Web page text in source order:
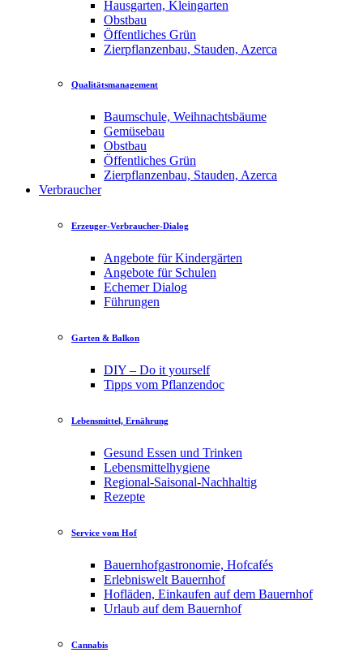
Hausgarten, Kleingarten
Obstbau
Öffentliches Grün
Zierpflanzenbau, Stauden, Azerca
Qualitätsmanagement
Baumschule, Weihnachtsbäume
Gemüsebau
Obstbau
Öffentliches Grün
Zierpflanzenbau, Stauden, Azerca
Verbraucher
Erzeuger-Verbraucher-Dialog
Angebote für Kindergärten
Angebote für Schulen
Echemer Dialog
Führungen
Garten & Balkon
DIY – Do it yourself
Tipps vom Pflanzendoc
Lebensmittel, Ernährung
Gesund Essen und Trinken
Lebensmittelhygiene
Regional-Saisonal-Nachhaltig
Rezepte
Service vom Hof
Bauernhofgastronomie, Hofcafés
Erlebniswelt Bauernhof
Hofläden, Einkaufen auf dem Bauernhof
Urlaub auf dem Bauernhof
Cannabis